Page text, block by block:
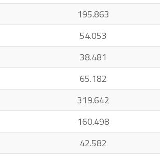
195.863
54.053
38.481
65.182
319.642
160.498
42.582